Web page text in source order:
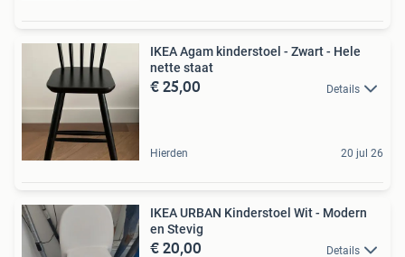
IKEA Agam kinderstoel - Zwart - Hele
nette staat
€ 25,00 Details
Hierden 20 jul 26
IKEA URBAN Kinderstoel Wit - Modern
en Stevig
€ 20,00 Details